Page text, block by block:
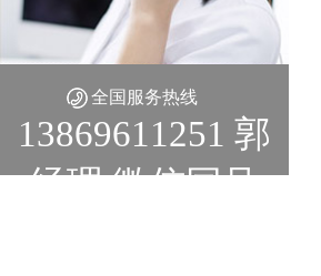
全国服务热线
13869611251 郭
经理 微信同号